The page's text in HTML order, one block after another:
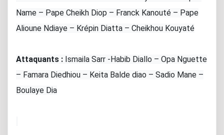
Name – Pape Cheikh Diop – Franck Kanouté – Pape
Alioune Ndiaye – Krépin Diatta – Cheikhou Kouyaté
Attaquants : Ismaila Sarr -Habib Diallo – Opa Nguette
– Famara Diedhiou – Keita Balde diao – Sadio Mane –
Boulaye Dia